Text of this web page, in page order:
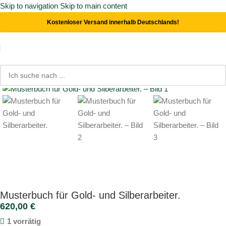
Skip to navigation Skip to main content
Kostenloser Versand innerhalb Deutschlands!
Start/ Kunst- & Kulturgeschichte
Click to enlarge
Musterbuch für Gold- und Silberarbeiter.
620,00 €
1 vorrätig